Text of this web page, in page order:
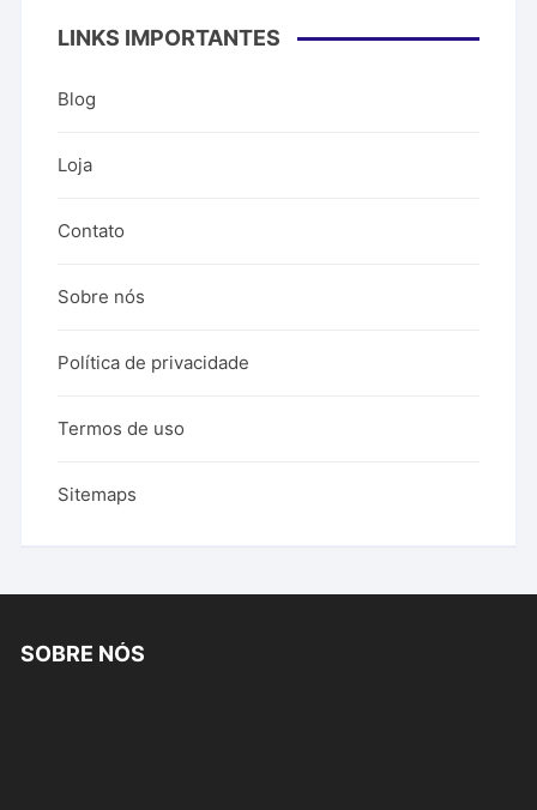
LINKS IMPORTANTES
Blog
Loja
Contato
Sobre nós
Política de privacidade
Termos de uso
Sitemaps
SOBRE NÓS